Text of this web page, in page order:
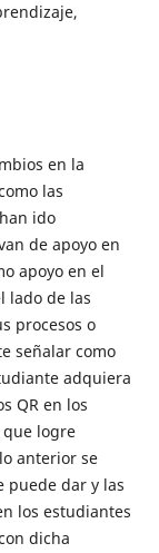
en la
las
ido
de apoyo en
apoyo en el
lado de las
procesos o
señalar como
adquiera
QR en los
que logre
anterior se
puede dar y las
los estudiantes
dicha